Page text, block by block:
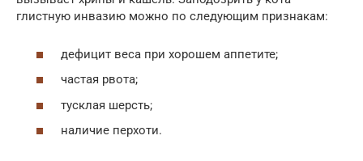
глистную инвазию можно по следующим признакам:
дефицит веса при хорошем аппетите;
частая рвота;
тусклая шерсть;
наличие перхоти.